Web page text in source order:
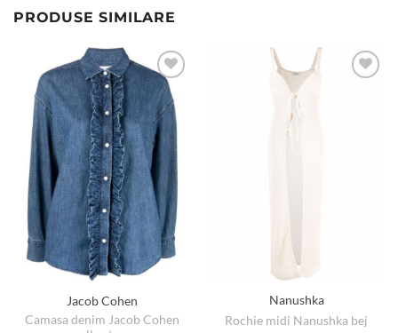
PRODUSE SIMILARE
Jacob Cohen
Camasa denim Jacob Cohen
Nanushka
Rochie midi Nanushka bej